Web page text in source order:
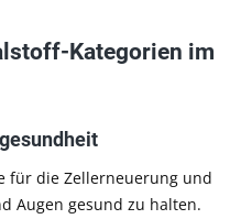
Kategorien im
für die Zellerneuerung und
Augen gesund zu halten.